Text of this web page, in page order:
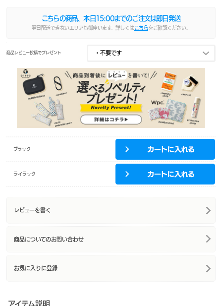
こちらの商品、本日 15:00までのご注文は即日発送
翌日配送できないエリアも御座います。詳しくは こちらをご確認ください。
商品レビュー投稿でプレゼント
ブラック
ライラック
レビューを書く
商品についてのお問い合わせ
お気に入りに登録
アイテム説明